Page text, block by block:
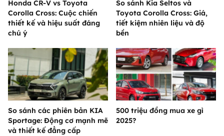
Honda CR-V vs Toyota
Corolla Cross: Cuộc chiến
thiết kế và hiệu suất đáng
chú ý
So sánh Kia Seltos và
Toyota Corolla Cross: Giá,
tiết kiệm nhiên liệu và độ
bền
So sánh các phiên bản KIA
Sportage: Động cơ mạnh mẽ
và thiết kế đẳng cấp
500 triệu đồng mua xe gì
2025?